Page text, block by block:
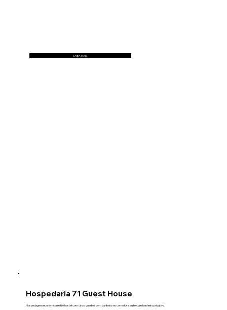
SAIBA MAIS
Hospedaria 71 Guest House
Hospedagem econômica estilo hostel com cinco quartos com banheiro no corredor e suíte com banheiro privativo.